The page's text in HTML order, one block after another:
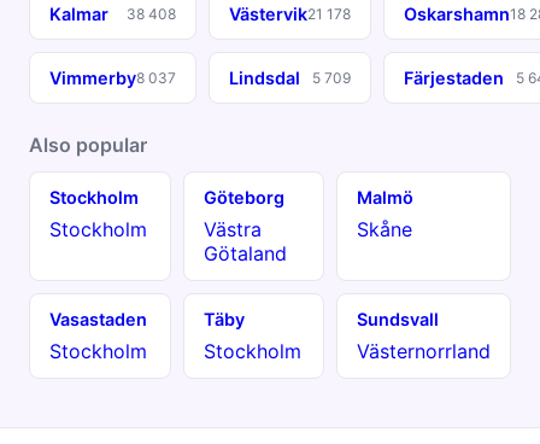
Kalmar 38 408 Västervik21 178 Oskarshamn18
Vimmerby8 037 Lindsdal 5 709 Färjestaden 5
Also popular
Stockholm
Stockholm
Göteborg
Västra
Götaland
Malmö
Skåne
Vasastaden
Stockholm
Täby
Stockholm
Sundsvall
Västernorrland